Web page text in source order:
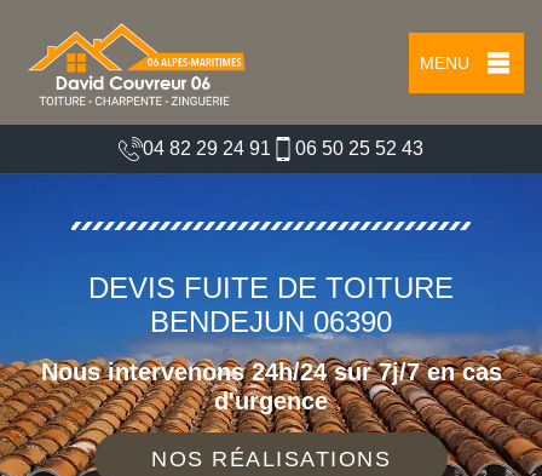
MENU
04 82 29 24 91 06 50 25 52 43
DEVIS FUITE DE TOITURE
BENDEJUN 06390
Nous intervenons 24h/24 sur 7j/7 en cas
d'urgence
NOS RÉALISATIONS